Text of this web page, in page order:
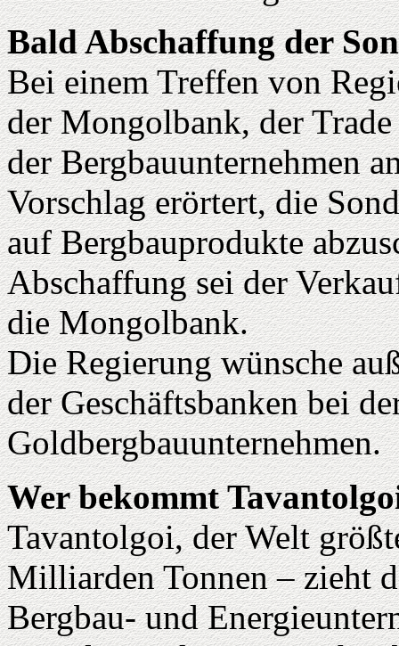
Bald Abschaffung der
Bei einem Treffen von
der Mongolbank, der
der Bergbauunternehmen
Vorschlag erörtert, die
auf Bergbauprodukte
Abschaffung sei der
die Mongolbank.
Die Regierung wünsche
der Geschäftsbanken bei
Goldbergbauunternehmen.
Wer bekommt
Tavantolgoi, der Welt
Milliarden Tonnen – zieht
Bergbau- und